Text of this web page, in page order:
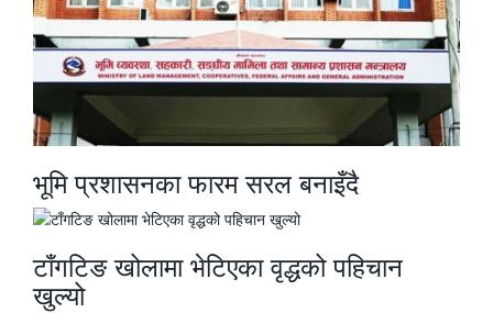
भूमि प्रशासनका फारम सरल बनाइँदै
टाँगटिङ खोलामा भेटिएका वृद्धको पहिचान
खुल्यो